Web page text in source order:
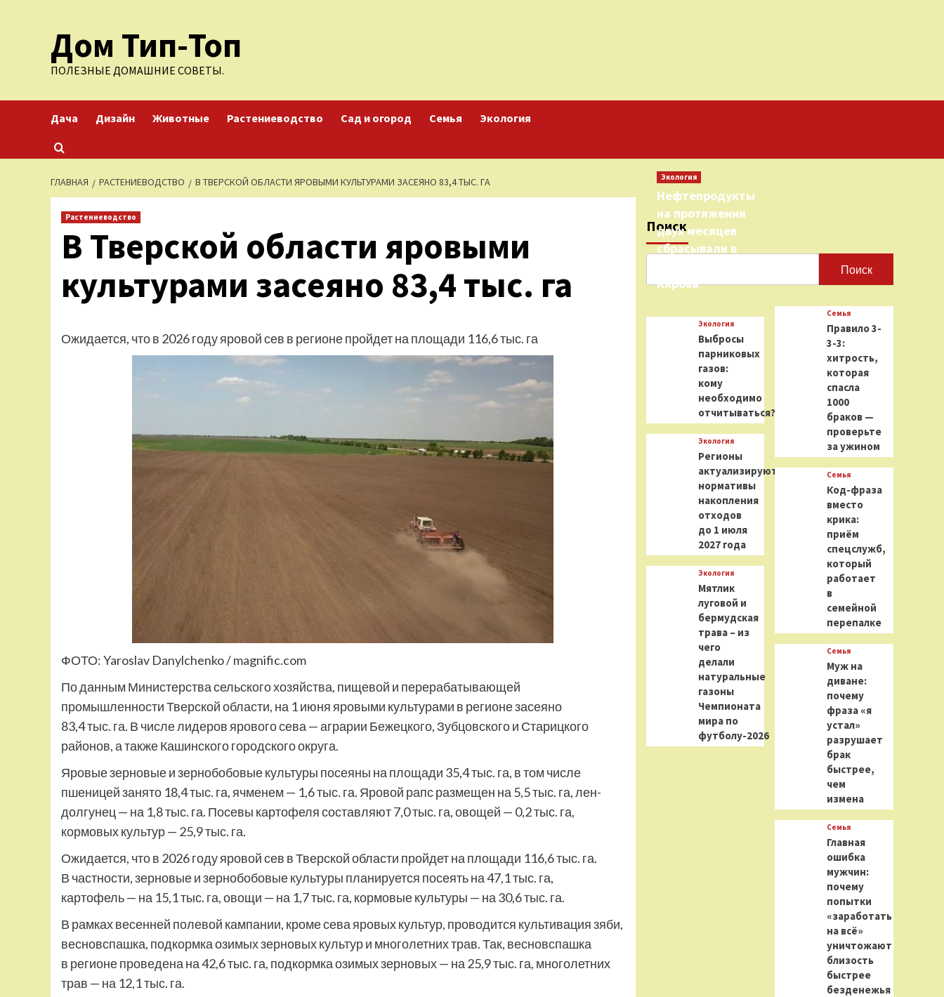
содержимомуДом Тип-Топ
ПОЛЕЗНЫЕ ДОМАШНИЕ СОВЕТЫ.
Дача Дизайн Животные Растениеводство Сад и огород Семья Экология
ГЛАВНАЯ РАСТЕНИЕВОДСТВО В ТВЕРСКОЙ ОБЛАСТИ ЯРОВЫМИ КУЛЬТУРАМИ ЗАСЕЯНО 83,4 ТЫС. ГА
Растениеводство
В Тверской области яровыми
культурами засеяно 83,4 тыс. га
Ожидается, что в 2026 году яровой сев в регионе пройдет на площади 116,6 тыс. га
ФОТО: Yaroslav Danylchenko / magnific.com
По данным Министерства сельского хозяйства, пищевой и перерабатывающей
промышленности Тверской области, на 1 июня яровыми культурами в регионе засеяно
83,4 тыс. га. В числе лидеров ярового сева — аграрии Бежецкого, Зубцовского и Старицкого
районов, а также Кашинского городского округа.
Яровые зерновые и зернобобовые культуры посеяны на площади 35,4 тыс. га, в том числе
пшеницей занято 18,4 тыс. га, ячменем — 1,6 тыс. га. Яровой рапс размещен на 5,5 тыс. га, лен-
долгунец — на 1,8 тыс. га. Посевы картофеля составляют 7,0 тыс. га, овощей — 0,2 тыс. га,
кормовых культур — 25,9 тыс. га.
Ожидается, что в 2026 году яровой сев в Тверской области пройдет на площади 116,6 тыс. га.
В частности, зерновые и зернобобовые культуры планируется посеять на 47,1 тыс. га,
картофель — на 15,1 тыс. га, овощи — на 1,7 тыс. га, кормовые культуры — на 30,6 тыс. га.
В рамках весенней полевой кампании, кроме сева яровых культур, проводится культивация зяби,
весновспашка, подкормка озимых зерновых культур и многолетних трав. Так, весновспашка
в регионе проведена на 42,6 тыс. га, подкормка озимых зерновых — на 25,9 тыс. га, многолетних
трав — на 12,1 тыс. га.
Поиск
Поиск
Экология
Нефтепродукты
на протяжении
двух месяцев
сбрасывали в
Кирова
Экология
Выбросы
парниковых
газов:
кому
необходимо
отчитываться?
Экология
Регионы
актуализируют
нормативы
накопления
отходов
до 1 июля
2027 года
Экология
Мятлик
луговой и
бермудская
трава – из
чего
делали
натуральные
газоны
Чемпионата
мира по
футболу-2026
Семья
Правило 3-
3-3:
хитрость,
которая
спасла
1000
браков —
проверьте
за ужином
Семья
Код-фраза
вместо
крика:
приём
спецслужб,
который
работает
в
семейной
перепалке
Семья
Муж на
диване:
почему
фраза «я
устал»
разрушает
брак
быстрее,
чем
измена
Семья
Главная
ошибка
мужчин:
почему
попытки
«заработать
на всё»
уничтожают
близость
быстрее
безденежья